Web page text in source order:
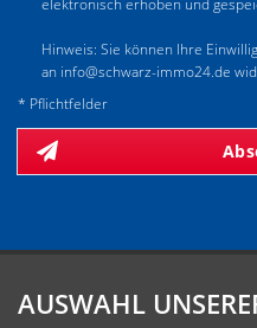
Hinweis: Sie können Ihre
an info@schwarz-immo24.de
* Pflichtfelder
AUSWAHL